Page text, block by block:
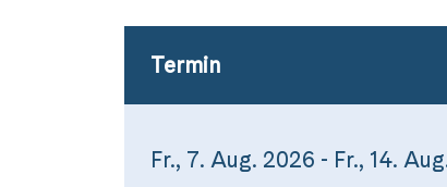
Termin
Fr., 7. Aug. 2026 - Fr., 14.